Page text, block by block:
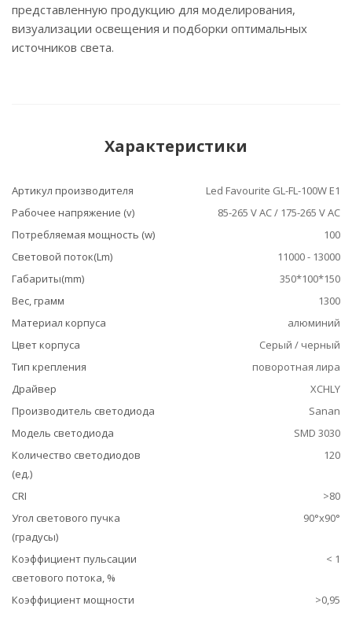
представленную продукцию для моделирования,
визуализации освещения и подборки оптимальных
источников света.
Характеристики
Артикул производителя
Led Favourite GL-FL-100W E1
Рабочее напряжение (v)
85-265 V AC / 175-265 V AC
Потребляемая мощность (w)
100
Световой поток(Lm)
11000 - 13000
Габариты(mm)
350*100*150
Вес, грамм
1300
Материал корпуса
алюминий
Цвет корпуса
Серый / черный
Тип крепления
поворотная лира
Драйвер
XCHLY
Производитель светодиода
Sanan
Модель светодиода
SMD 3030
Количество светодиодов
(ед.)
120
CRI
>80
Угол светового пучка
(градусы)
90°x90°
Коэффициент пульсации
светового потока, %
< 1
Коэффициент мощности
>0,95